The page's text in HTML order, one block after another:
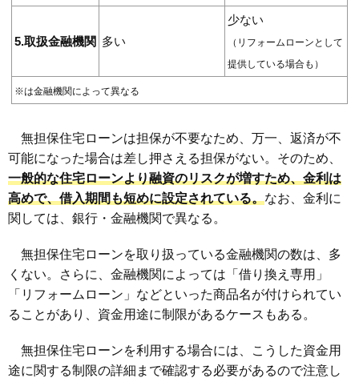
5.取扱金融機関 多い
少ない
（リフォームローンとして
提供している場合も）
※は金融機関によって異なる
無担保住宅ローンは担保が不要なため、万一、返済が不
可能になった場合は差し押さえる担保がない。そのため、
一般的な住宅ローンより融資のリスクが増すため、金利は
高めで、借入期間も短めに設定されている。なお、金利に
関しては、銀行・金融機関で異なる。
無担保住宅ローンを取り扱っている金融機関の数は、多
くない。さらに、金融機関によっては「借り換え専用」
「リフォームローン」などといった商品名が付けられてい
ることがあり、資金用途に制限があるケースもある。
無担保住宅ローンを利用する場合には、こうした資金用
途に関する制限の詳細まで確認する必要があるので注意し